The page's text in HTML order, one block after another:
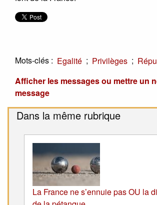
Mots-clés : Egalité ; Privilèges ;
Afficher les messages ou mettre un
message
Dans la même rubrique
La France ne s’ennuie pas OU la